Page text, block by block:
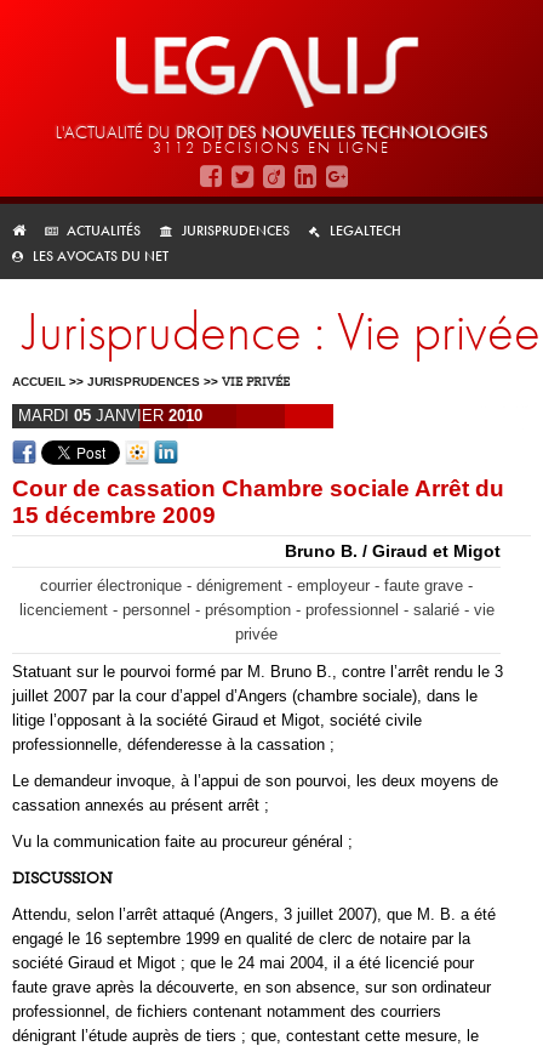
L'ACTUALITÉ DU DROIT DES NOUVELLES TECHNOLOGIES
3112 DÉCISIONS EN LIGNE
ACTUALITÉS JURISPRUDENCES
LEGALTECH
LES AVOCATS DU NET
Jurisprudence : Vie privée
ACCUEIL >> JURISPRUDENCES >> VIE PRIVÉE
MARDI 05 JANVIER 2010
Cour de cassation Chambre sociale Arrêt du
15 décembre 2009
Bruno B. / Giraud et Migot
courrier électronique - dénigrement - employeur - faute grave -
licenciement - personnel - présomption - professionnel - salarié - vie
privée
Statuant sur le pourvoi formé par M. Bruno B., contre l’arrêt rendu le 3
juillet 2007 par la cour d’appel d’Angers (chambre sociale), dans le
litige l’opposant à la société Giraud et Migot, société civile
professionnelle, défenderesse à la cassation ;
Le demandeur invoque, à l’appui de son pourvoi, les deux moyens de
cassation annexés au présent arrêt ;
Vu la communication faite au procureur général ;
DISCUSSION
Attendu, selon l’arrêt attaqué (Angers, 3 juillet 2007), que M. B. a été
engagé le 16 septembre 1999 en qualité de clerc de notaire par la
société Giraud et Migot ; que le 24 mai 2004, il a été licencié pour
faute grave après la découverte, en son absence, sur son ordinateur
professionnel, de fichiers contenant notamment des courriers
dénigrant l’étude auprès de tiers ; que, contestant cette mesure, le